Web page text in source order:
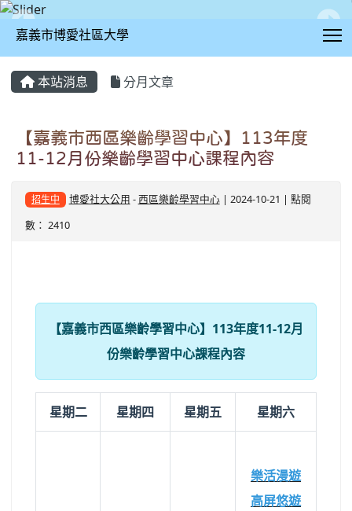
嘉義市博愛社區大學
本站消息 分月文章
【嘉義市西區樂齡學習中心】113年度
11-12月份樂齡學習中心課程內容
招生中 博愛社大公用 -西區樂齡學習中心| 2024-10-21 | 點閱
數： 2410
【嘉義市西區樂齡學習中心】113年度11-12月
份樂齡學習中心課程內容
星期二 星期四 星期五 星期六
樂活漫遊
高屏悠遊